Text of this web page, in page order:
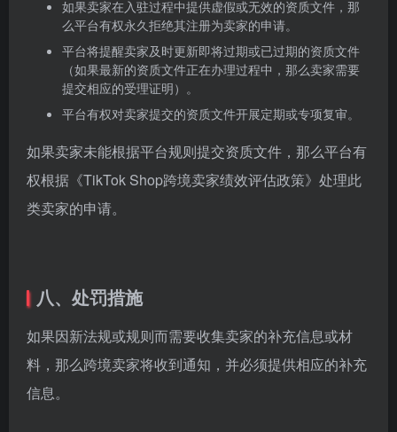
如果卖家在入驻过程中提供虚假或无效的资质文件，那
么平台有权永久拒绝其注册为卖家的申请。
平台将提醒卖家及时更新即将过期或已过期的资质文件
（如果最新的资质文件正在办理过程中，那么卖家需要
提交相应的受理证明）。
平台有权对卖家提交的资质文件开展定期或专项复审。
如果卖家未能根据平台规则提交资质文件，那么平台有
权根据《TikTok Shop跨境卖家绩效评估政策》处理此
类卖家的申请。
八、处罚措施
如果因新法规或规则而需要收集卖家的补充信息或材
料，那么跨境卖家将收到通知，并必须提供相应的补充
信息。